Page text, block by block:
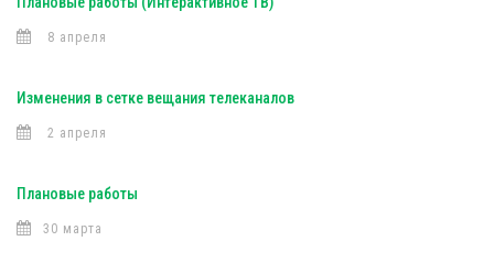
8 апреля
Изменения в сетке вещания телеканалов
2 апреля
Плановые работы
30 марта